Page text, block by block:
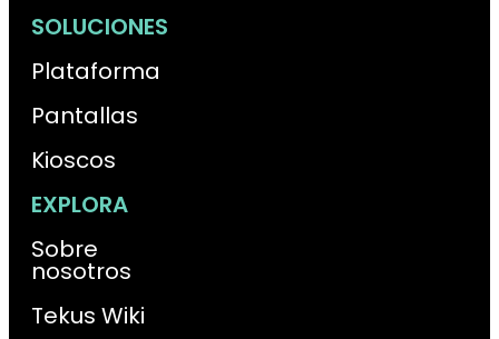
SOLUCIONES
Plataforma
Pantallas
Kioscos
EXPLORA
Sobre
nosotros
Tekus Wiki